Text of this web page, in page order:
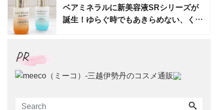
ベアミネラルに新美容液SRシリーズが
誕生！ゆらぐ時でもあきらめない、くす
PR